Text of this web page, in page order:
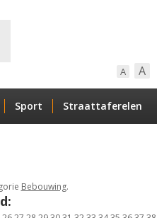
A A
Sport Straattaferelen
Bebouwing.